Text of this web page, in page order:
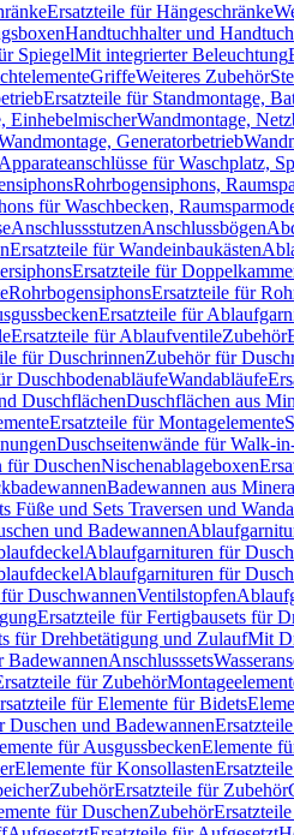
Ersatzteile für Hängeschränke
Handtuchhalter und
SpiegelMit integrierter Beleuchtung
GriffeWeiteres Zubehör
Ersatzteile für Standmontage,
EinhebelmischerWandmontage,
Generatorbetrieb
Apparateanschlüsse für Waschplatz,
Rohrbogensiphons,
für Waschbecken,
AnschlussstutzenAnschlussbögen
Ersatzteile für Wandeinbaukästen
Ersatzteile für
RohrbogensiphonsErsatzteile für
Ersatzteile für
Ersatzteile für AblaufventileZubehör
für DuschrinnenZubehör für
DuschbodenabläufeWandabläufe
DuschflächenDuschflächen aus
Ersatzteile für Montagelemente
Duschseitenwände für Walk-
für DuschenNischenablageboxen
Badewannen aus
Füße und Sets Traversen und
und Badewannen
Ablaufgarnituren für
Ablaufgarnituren für
DuschwannenVentilstopfen
Ersatzteile für Fertigbausets für
für Drehbetätigung und ZulaufMit
BadewannenAnschlusssets
für Zubehör
für Elemente für Bidets
Duschen und Badewannen
für AusgussbeckenElemente
Elemente für Konsollasten
ZubehörErsatzteile für Zubehör
für DuschenZubehör